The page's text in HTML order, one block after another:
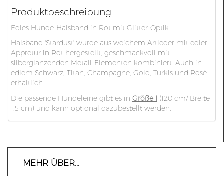
Produktbeschreibung
Edles Hunde-Halsband in Rot mit Glitter-Optik.
Halsband 'Stardust' wurde aus weichem Artleder mit edler
Appretur in Rot hergestellt, geschmackvoll mit
silberglänzenden Metall-Elementen kombiniert. Auch in
edlem Schwarz, Titan, Champagne, Gold, Türkis und Rosé
erhältlich.
Die passende Hundeleine gibt es in Größe I (120 cm/ Breite
1.5 cm) und kann optional dazubestellt werden.
MEHR ÜBER...